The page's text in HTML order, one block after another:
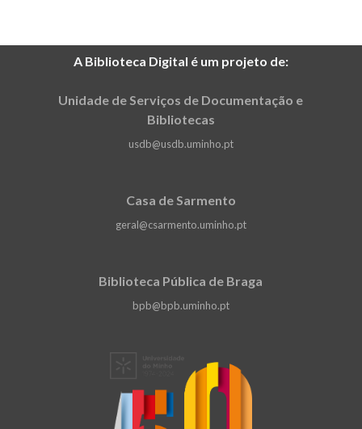
A Biblioteca Digital é um projeto de:
Unidade de Serviços de Documentação e
Bibliotecas
usdb@usdb.uminho.pt
Casa de Sarmento
geral@csarmento.uminho.pt
Biblioteca Pública de Braga
bpb@bpb.uminho.pt